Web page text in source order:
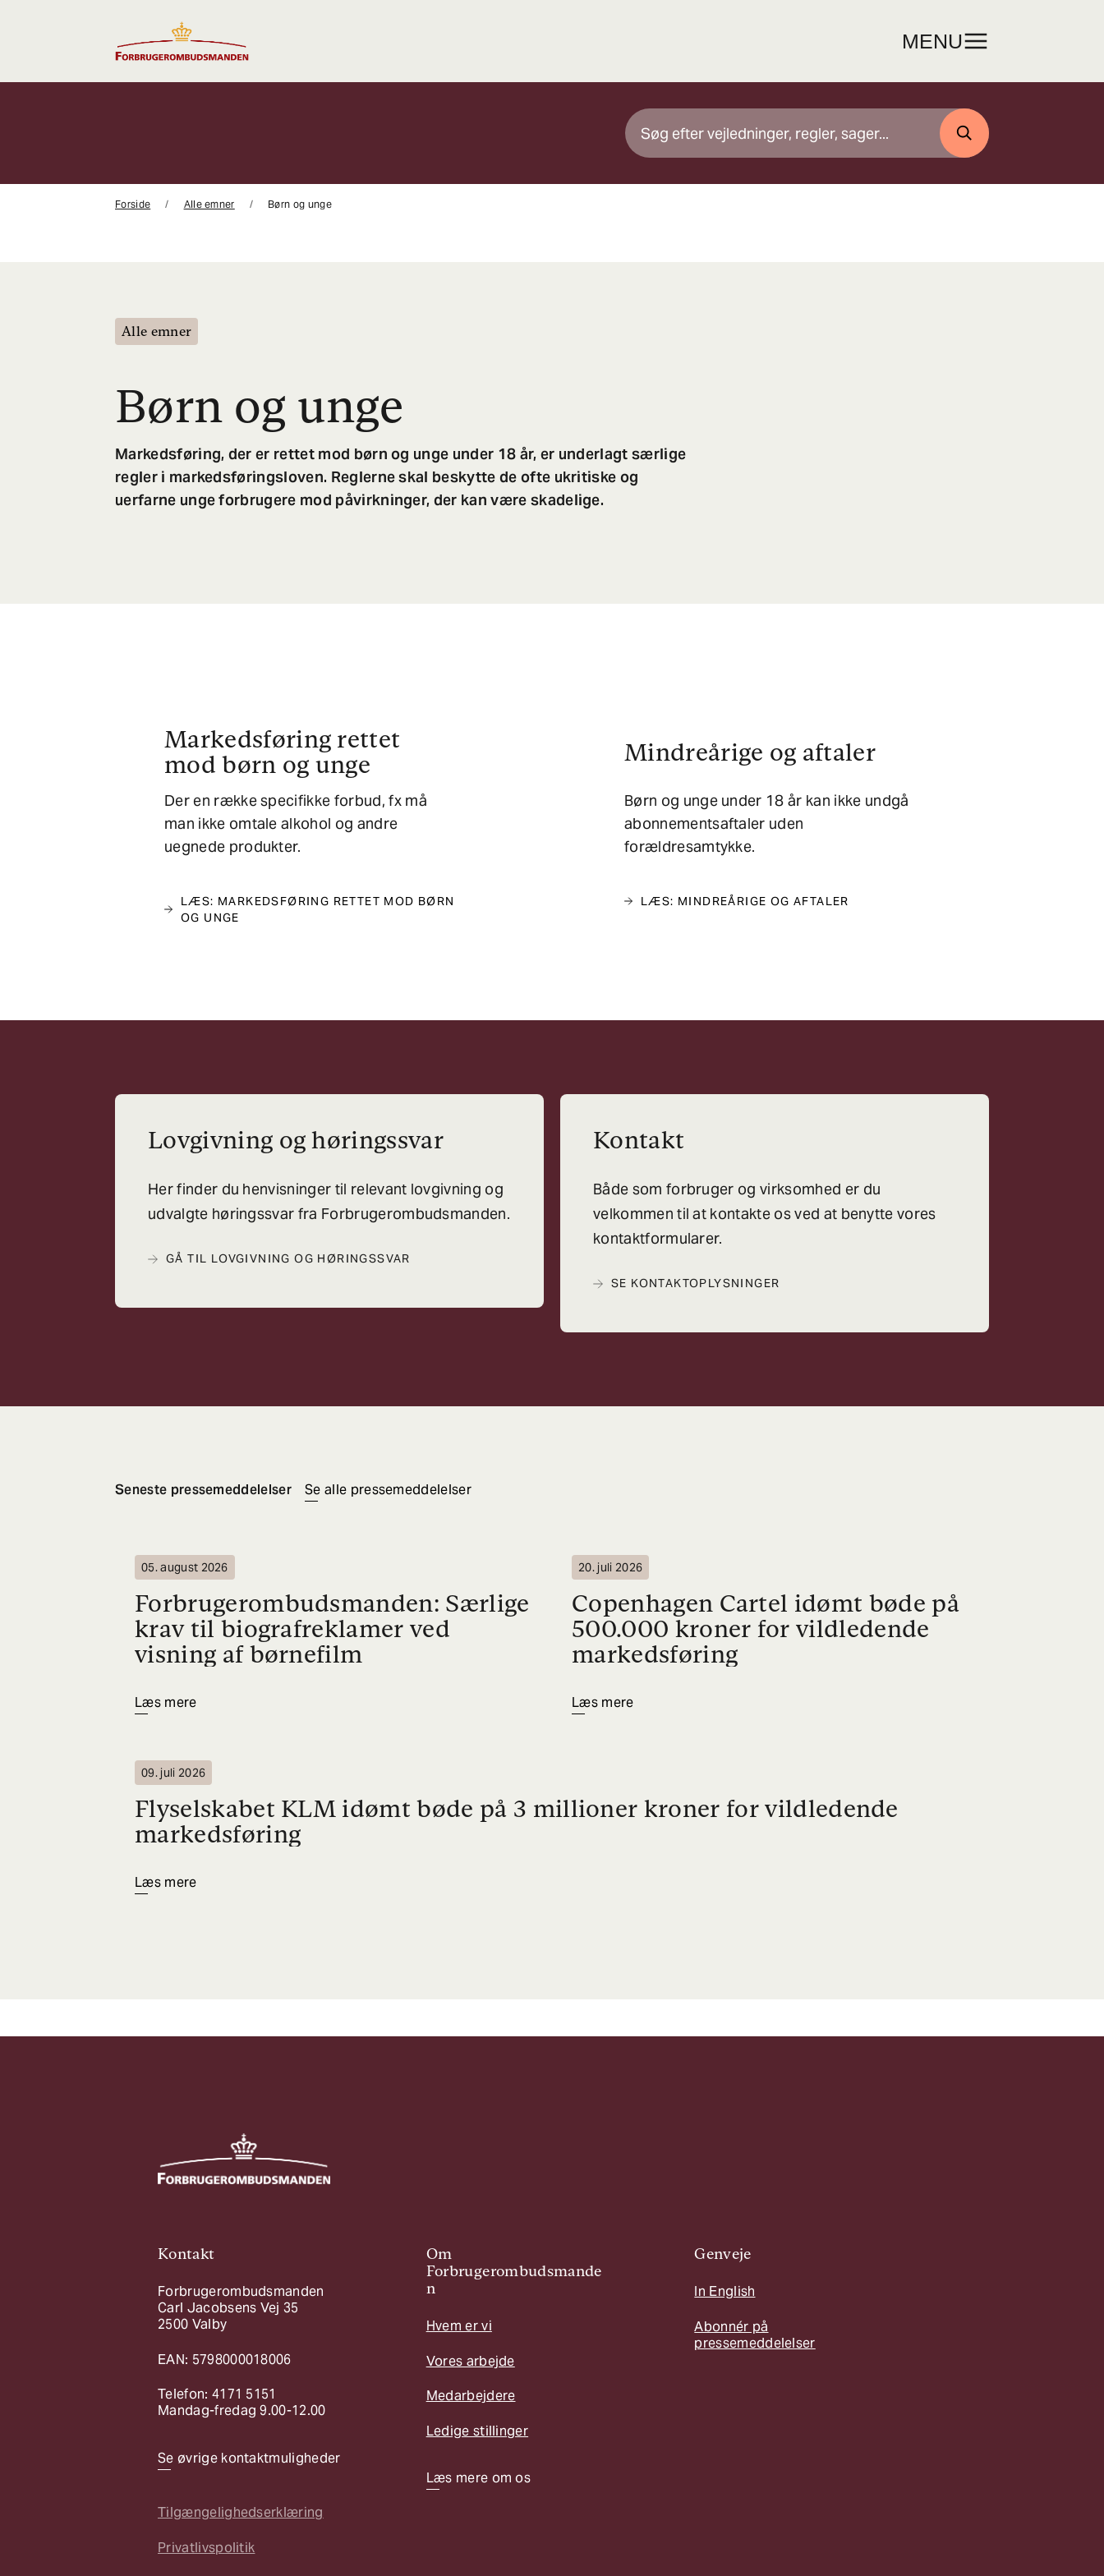
MENU
SØG
Forside Alle emner Børn og unge
Alle emner
Børn og unge
Markedsføring, der er rettet mod børn og unge under 18 år, er underlagt særlige
regler i markedsføringsloven. Reglerne skal beskytte de ofte ukritiske og
uerfarne unge forbrugere mod påvirkninger, der kan være skadelige.
Markedsføring rettet
mod børn og unge
Der en række specifikke forbud, fx må
man ikke omtale alkohol og andre
uegnede produkter.
LÆS: MARKEDSFØRING RETTET MOD BØRN
OG UNGE
Mindreårige og aftaler
Børn og unge under 18 år kan ikke undgå
abonnementsaftaler uden
forældresamtykke.
LÆS: MINDREÅRIGE OG AFTALER
Lovgivning og høringssvar
Her finder du henvisninger til relevant lovgivning og
udvalgte høringssvar fra Forbrugerombudsmanden.
GÅ TIL LOVGIVNING OG HØRINGSSVAR
Kontakt
Både som forbruger og virksomhed er du
velkommen til at kontakte os ved at benytte vores
kontaktformularer.
SE KONTAKTOPLYSNINGER
Seneste pressemeddelelser Se alle pressemeddelelser
05. august 2026
Forbrugerombudsmanden: Særlige
krav til biografreklamer ved
visning af børnefilm
Læs mere
20. juli 2026
Copenhagen Cartel idømt bøde på
500.000 kroner for vildledende
markedsføring
Læs mere
09. juli 2026
Flyselskabet KLM idømt bøde på 3 millioner kroner for vildledende
markedsføring
Læs mere
Kontakt
Forbrugerombudsmanden
Carl Jacobsens Vej 35
2500 Valby
EAN: 5798000018006
Telefon: 4171 5151
Mandag-fredag 9.00-12.00
Se øvrige kontaktmuligheder
Tilgængelighedserklæring
Privatlivspolitik
Om
Forbrugerombudsmande
n
Hvem er vi
Vores arbejde
Medarbejdere
Ledige stillinger
Læs mere om os
Genveje
In English
Abonnér på
pressemeddelelser